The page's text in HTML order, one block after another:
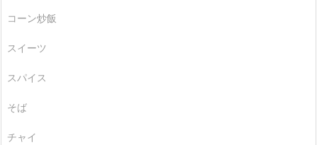
コーン炒飯
スイーツ
スパイス
そば
チャイ